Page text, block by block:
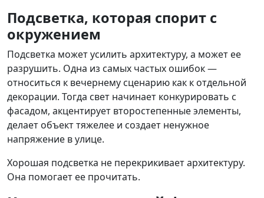
Подсветка, которая спорит с
окружением
Подсветка может усилить архитектуру, а может ее
разрушить. Одна из самых частых ошибок —
относиться к вечернему сценарию как к отдельной
декорации. Тогда свет начинает конкурировать с
фасадом, акцентирует второстепенные элементы,
делает объект тяжелее и создает ненужное
напряжение в улице.
Хорошая подсветка не перекрикивает архитектуру.
Она помогает ее прочитать.